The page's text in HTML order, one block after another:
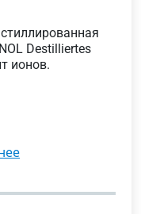
Destilliertes
ионов.